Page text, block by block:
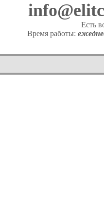
Есть
Время работы: